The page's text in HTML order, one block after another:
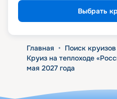
Выбрать
Главная • Поиск круизов
Круиз на теплоходе
мая 2027 года